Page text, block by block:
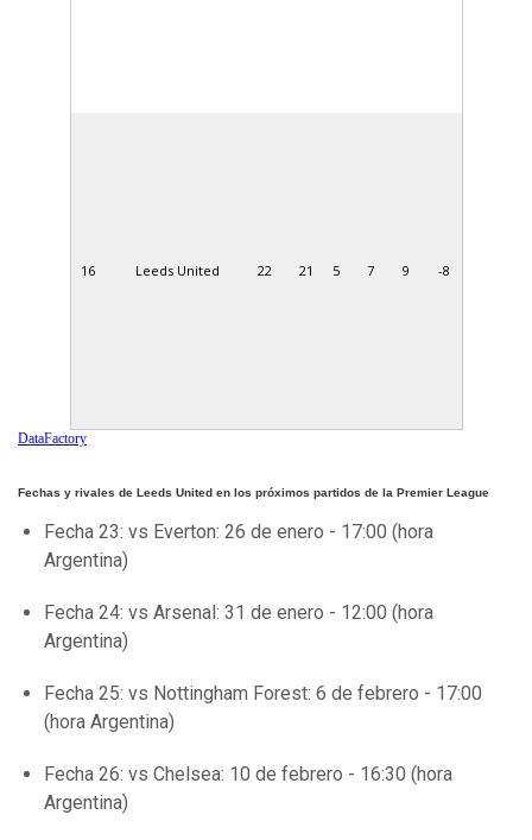
16 Leeds United 22 21 5 7 9 -8
DataFactory
Fechas y rivales de Leeds United en los próximos partidos de la Premier League
Fecha 23: vs Everton: 26 de enero - 17:00 (hora
Argentina)
Fecha 24: vs Arsenal: 31 de enero - 12:00 (hora
Argentina)
Fecha 25: vs Nottingham Forest: 6 de febrero - 17:00
(hora Argentina)
Fecha 26: vs Chelsea: 10 de febrero - 16:30 (hora
Argentina)